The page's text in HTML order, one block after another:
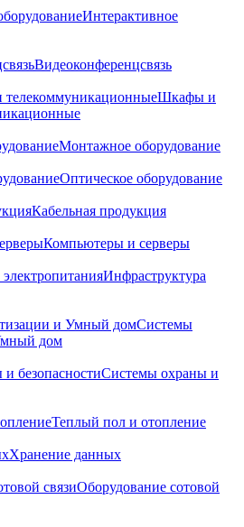
Интерактивное
Видеоконференцсвязь
Шкафы и
Монтажное оборудование
Оптическое оборудование
Кабельная продукция
Компьютеры и серверы
Инфраструктура
Системы
дом
Системы охраны и
Теплый пол и отопление
Хранение данных
Оборудование сотовой